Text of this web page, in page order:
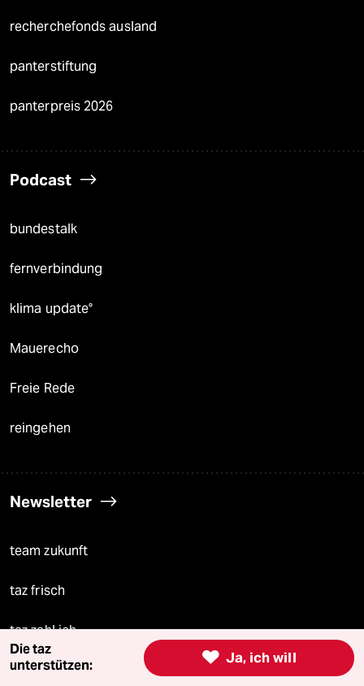
recherchefonds ausland
panterstiftung
panterpreis 2026
Podcast
bundestalk
fernverbindung
klima update°
Mauerecho
Freie Rede
reingehen
Newsletter
team zukunft
taz frisch
taz zahl ich
taz lab Infobrief
 Ja, ich will
Die taz
unterstützen: